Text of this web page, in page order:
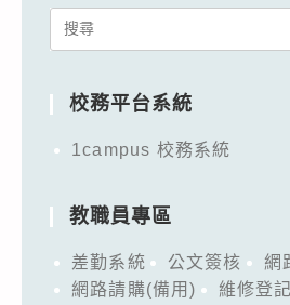
Search
校務平台系統
1campus 校務系統
教職員專區
差勤系統 公文簽核
網
網路請購(備用)
維修登記